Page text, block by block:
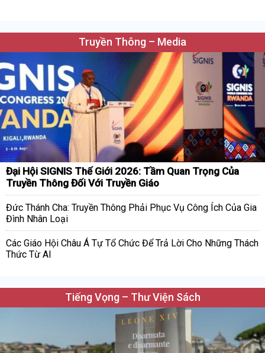
Truyền Thông – Media
Đại Hội SIGNIS Thế Giới 2026: Tầm Quan Trọng Của
Truyền Thông Đối Với Truyền Giáo
Đức Thánh Cha: Truyền Thông Phải Phục Vụ Công Ích Của Gia
Đình Nhân Loại
Các Giáo Hội Châu Á Tự Tổ Chức Để Trả Lời Cho Những Thách
Thức Từ AI
Tiếng Vọng – Thư Viện Sách